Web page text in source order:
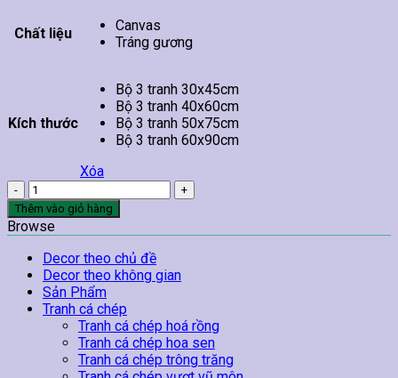
Chất liệu
Canvas
Tráng gương
Kích thước
Bộ 3 tranh 30x45cm
Bộ 3 tranh 40x60cm
Bộ 3 tranh 50x75cm
Bộ 3 tranh 60x90cm
Xóa
Bộ
3
Tranh
Spa
Đá
Muối
Và
Nến
lượng
Thêm vào giỏ hàng
Browse
Decor theo chủ đề
Decor theo không gian
Sản Phẩm
Tranh cá chép
Tranh cá chép hoá rồng
Tranh cá chép hoa sen
Tranh cá chép trông trăng